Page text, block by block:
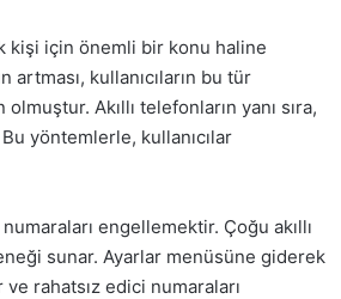
kişi için önemli bir konu haline
artması, kullanıcıların bu tür
Akıllı telefonların yanı sıra,
yöntemlerle, kullanıcılar
engellemektir. Çoğu akıllı
sunar. Ayarlar menüsüne giderek
rahatsız edici numaraları